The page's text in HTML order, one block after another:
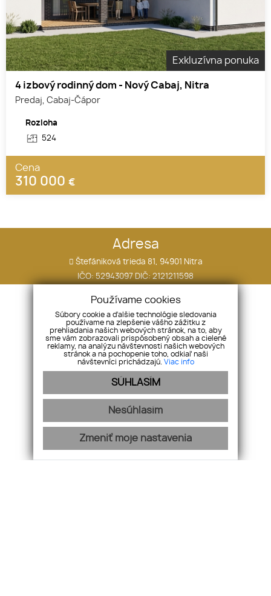
Exkluzívna ponuka
4 izbový rodinný dom - Nový Cabaj, Nitra
Predaj, Cabaj-Čápor
Rozloha
524
Cena
310 000 €
Adresa
Štefániková trieda 81, 94901 Nitra
IČO: 52943097 DIČ: 2121211598
Telefón
+421 905 277 870
+421 911 158 121
E-mail
info@kovalreality.sk
Náš tím
Blog
Používame cookies
Súbory cookie a ďalšie technológie sledovania
používame na zlepšenie vášho zážitku z
prehliadania našich webových stránok, na to, aby
sme vám zobrazovali prispôsobený obsah a cielené
reklamy, na analýzu návštevnosti našich webových
stránok a na pochopenie toho, odkiaľ naši
návštevníci prichádzajú. Viac info
SÚHLASÍM
Nesúhlasím
Zmeniť moje nastavenia